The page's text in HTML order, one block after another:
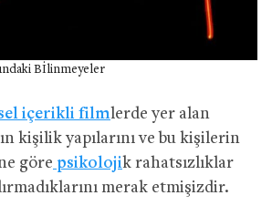
Bİlinmeyeler
içerikli filmlerde yer alan
kişilik yapılarını ve bu kişilerin
göre psikolojik rahatsızlıklar
merak etmişizdir.